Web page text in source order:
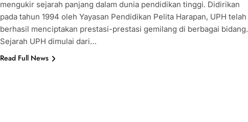
mengukir sejarah panjang dalam dunia pendidikan tinggi. Didirikan
pada tahun 1994 oleh Yayasan Pendidikan Pelita Harapan, UPH telah
berhasil menciptakan prestasi-prestasi gemilang di berbagai bidang.
Sejarah UPH dimulai dari…
Read Full News